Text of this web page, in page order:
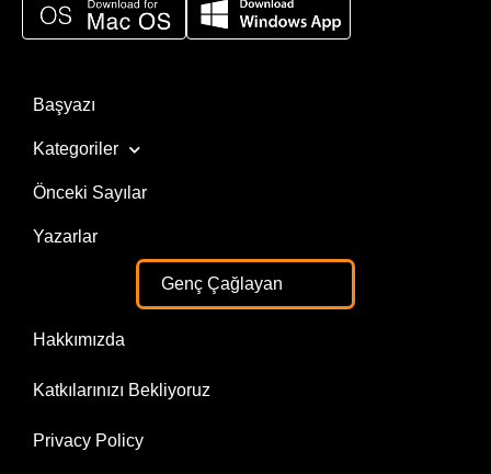
Başyazı
Kategoriler
Önceki Sayılar
Yazarlar
Genç Çağlayan
Hakkımızda
Katkılarınızı Bekliyoruz
Privacy Policy